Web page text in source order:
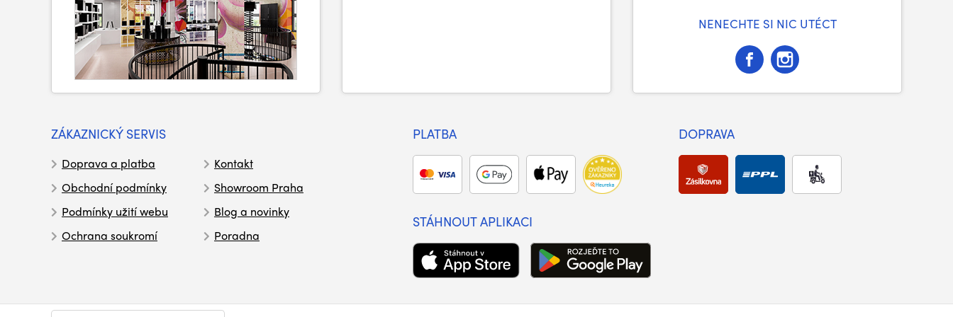
NENECHTE SI NIC UTÉCT
ZÁKAZNICKÝ SERVIS
Doprava a platba
Obchodní podmínky
Podmínky užití webu
Ochrana soukromí
Kontakt
Showroom Praha
Blog a novinky
Poradna
PLATBA DOPRAVA
STÁHNOUT APLIKACI